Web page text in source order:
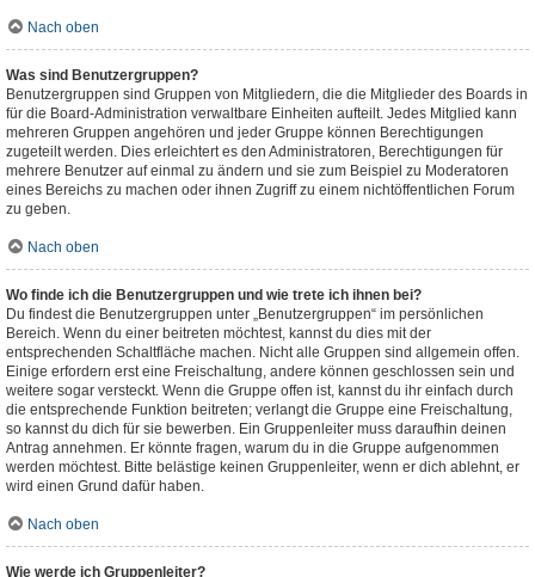
Nach oben
Was sind Benutzergruppen?
Benutzergruppen sind Gruppen von Mitgliedern, die die Mitglieder des Boards in
für die Board-Administration verwaltbare Einheiten aufteilt. Jedes Mitglied kann
mehreren Gruppen angehören und jeder Gruppe können Berechtigungen
zugeteilt werden. Dies erleichtert es den Administratoren, Berechtigungen für
mehrere Benutzer auf einmal zu ändern und sie zum Beispiel zu Moderatoren
eines Bereichs zu machen oder ihnen Zugriff zu einem nichtöffentlichen Forum
zu geben.
Nach oben
Wo finde ich die Benutzergruppen und wie trete ich ihnen bei?
Du findest die Benutzergruppen unter „Benutzergruppen“ im persönlichen
Bereich. Wenn du einer beitreten möchtest, kannst du dies mit der
entsprechenden Schaltfläche machen. Nicht alle Gruppen sind allgemein offen.
Einige erfordern erst eine Freischaltung, andere können geschlossen sein und
weitere sogar versteckt. Wenn die Gruppe offen ist, kannst du ihr einfach durch
die entsprechende Funktion beitreten; verlangt die Gruppe eine Freischaltung,
so kannst du dich für sie bewerben. Ein Gruppenleiter muss daraufhin deinen
Antrag annehmen. Er könnte fragen, warum du in die Gruppe aufgenommen
werden möchtest. Bitte belästige keinen Gruppenleiter, wenn er dich ablehnt, er
wird einen Grund dafür haben.
Nach oben
Wie werde ich Gruppenleiter?